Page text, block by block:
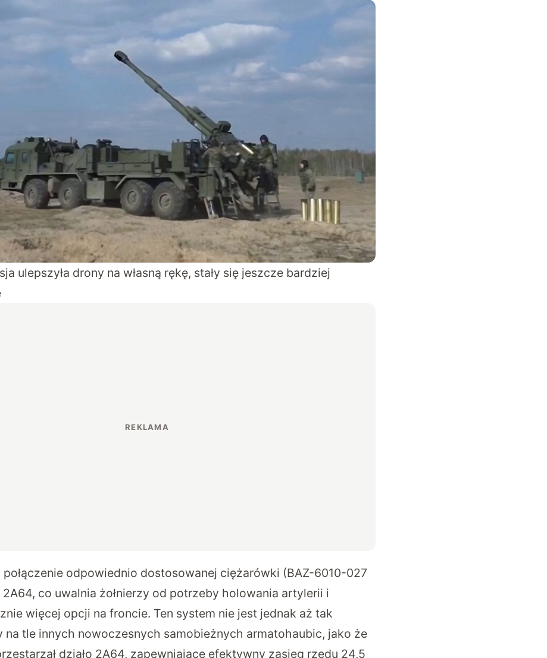
ulepszyła drony na własną rękę, stały się jeszcze bardziej
połączenie odpowiednio dostosowanej ciężarówki (BAZ-6010-027
2A64, co uwalnia żołnierzy od potrzeby holowania artylerii i
więcej opcji na froncie. Ten system nie jest jednak aż tak
na tle innych nowoczesnych samobieżnych armatohaubic, jako że
działo 2A64, zapewniające efektywny zasięg rzędu 24,5